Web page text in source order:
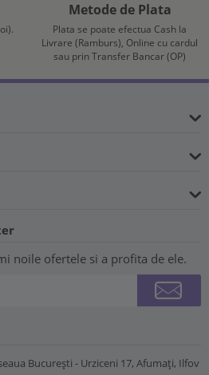
Metode de Plata
Plata se poate efectua Cash la
Livrare (Ramburs), Online cu cardul
sau prin Transfer Bancar (OP)
noile ofertele si a profita de ele.
București - Urziceni 17, Afumați, Ilfov